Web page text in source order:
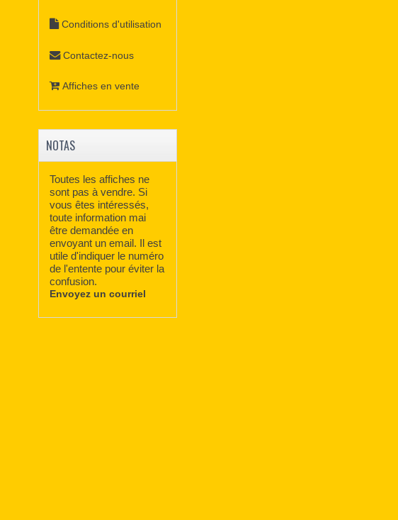
Conditions d'utilisation
Contactez-nous
Affiches en vente
NOTAS
Toutes les affiches ne
sont pas à vendre. Si
vous êtes intéressés,
toute information mai
être demandée en
envoyant un email. Il est
utile d'indiquer le numéro
de l'entente pour éviter la
confusion.
Envoyez un courriel